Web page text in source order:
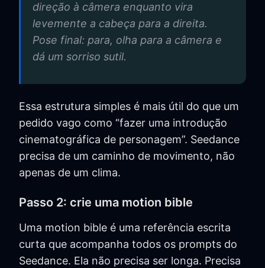
direção à câmera enquanto vira
levemente a cabeça para a direita.
Pose final: para, olha para a câmera e
dá um sorriso sutil.
Essa estrutura simples é mais útil do que um
pedido vago como “fazer uma introdução
cinematográfica de personagem”. Seedance
precisa de um caminho de movimento, não
apenas de um clima.
Passo 2: crie uma motion bible
Uma motion bible é uma referência escrita
curta que acompanha todos os prompts do
Seedance. Ela não precisa ser longa. Precisa